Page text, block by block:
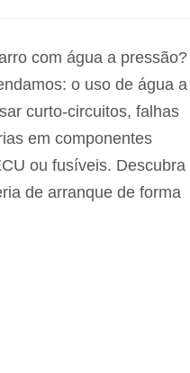
com água a pressão?
o uso de água a
curto-circuitos, falhas
em componentes
ou fusíveis. Descubra
de arranque de forma